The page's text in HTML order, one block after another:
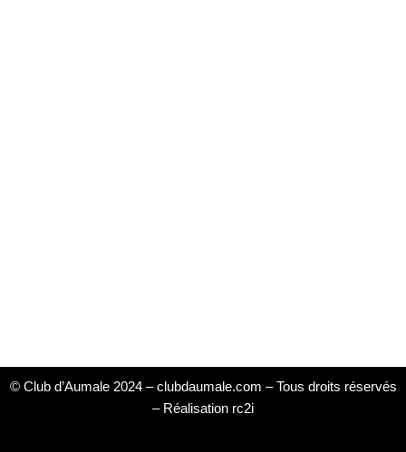
© Club d’Aumale 2024 – clubdaumale.com – Tous droits réservés
– Réalisation rc2i